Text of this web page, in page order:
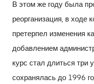
В этом же году была
реорганизация, в ходе
претерпел изменения
добавлением
курс стал длиться три
сохранялась до 1996